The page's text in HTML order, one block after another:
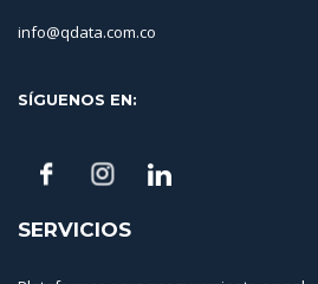
info@qdata.com.co
SÍGUENOS EN:
SERVICIOS